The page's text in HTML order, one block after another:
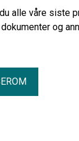
alle våre siste
og